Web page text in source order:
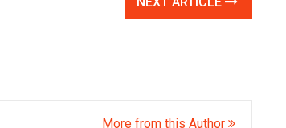
More from this Author